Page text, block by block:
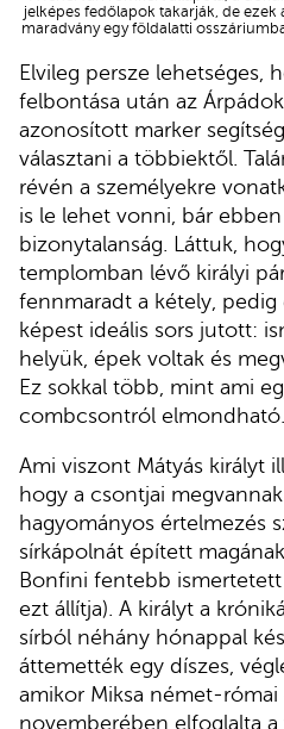
jelképes fedőlapok takarják, de
maradvány egy földalatti
Elvileg persze lehetséges,
felbontása után az
azonosított marker
választani a többiektől.
révén a személyekre
is le lehet vonni, bár
bizonytalanság. Láttuk,
templomban lévő királyi
fennmaradt a kétely,
képest ideális sors jutott:
helyük, épek voltak és
Ez sokkal több, mint ami
combcsontról elmondható.
Ami viszont Mátyás királyt
hogy a csontjai
hagyományos értelmezés
sírkápolnát épített
Bonfini fentebb
ezt állítja). A királyt a
sírból néhány hónappal
áttemették egy díszes,
amikor Miksa német-római
novemberében elfoglalta a